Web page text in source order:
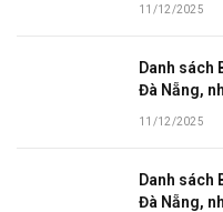
11/12/2025
Danh sách
Đà Nẵng,
11/12/2025
Danh sách
Đà Nẵng,